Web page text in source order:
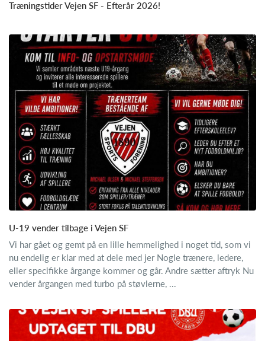
Træningstider Vejen SF - Efterår 2026!
U-19 vender tilbage i Vejen SF
Vi har gået og gemt på en lille hemmelighed i noget tid, som vi
nu endelig er klar med at dele med jer Nogle trænere, ledere,
eller specifikke årgange kommer og går. Andre sætter aftryk Nu
vender årgangen med turbo på støvlerne, ...